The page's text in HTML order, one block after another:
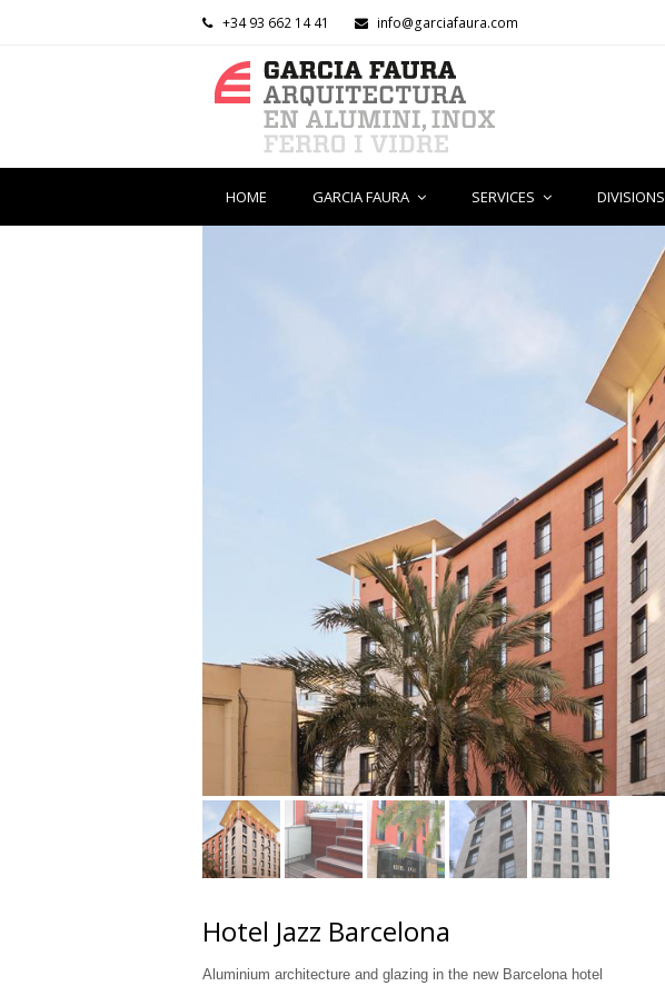
+34 93 662 14 41 info@garciafaura.com
HOME GARCIA FAURA SERVICES DIVISIONS
Hotel Jazz Barcelona
Aluminium architecture and glazing in the new Barcelona hotel